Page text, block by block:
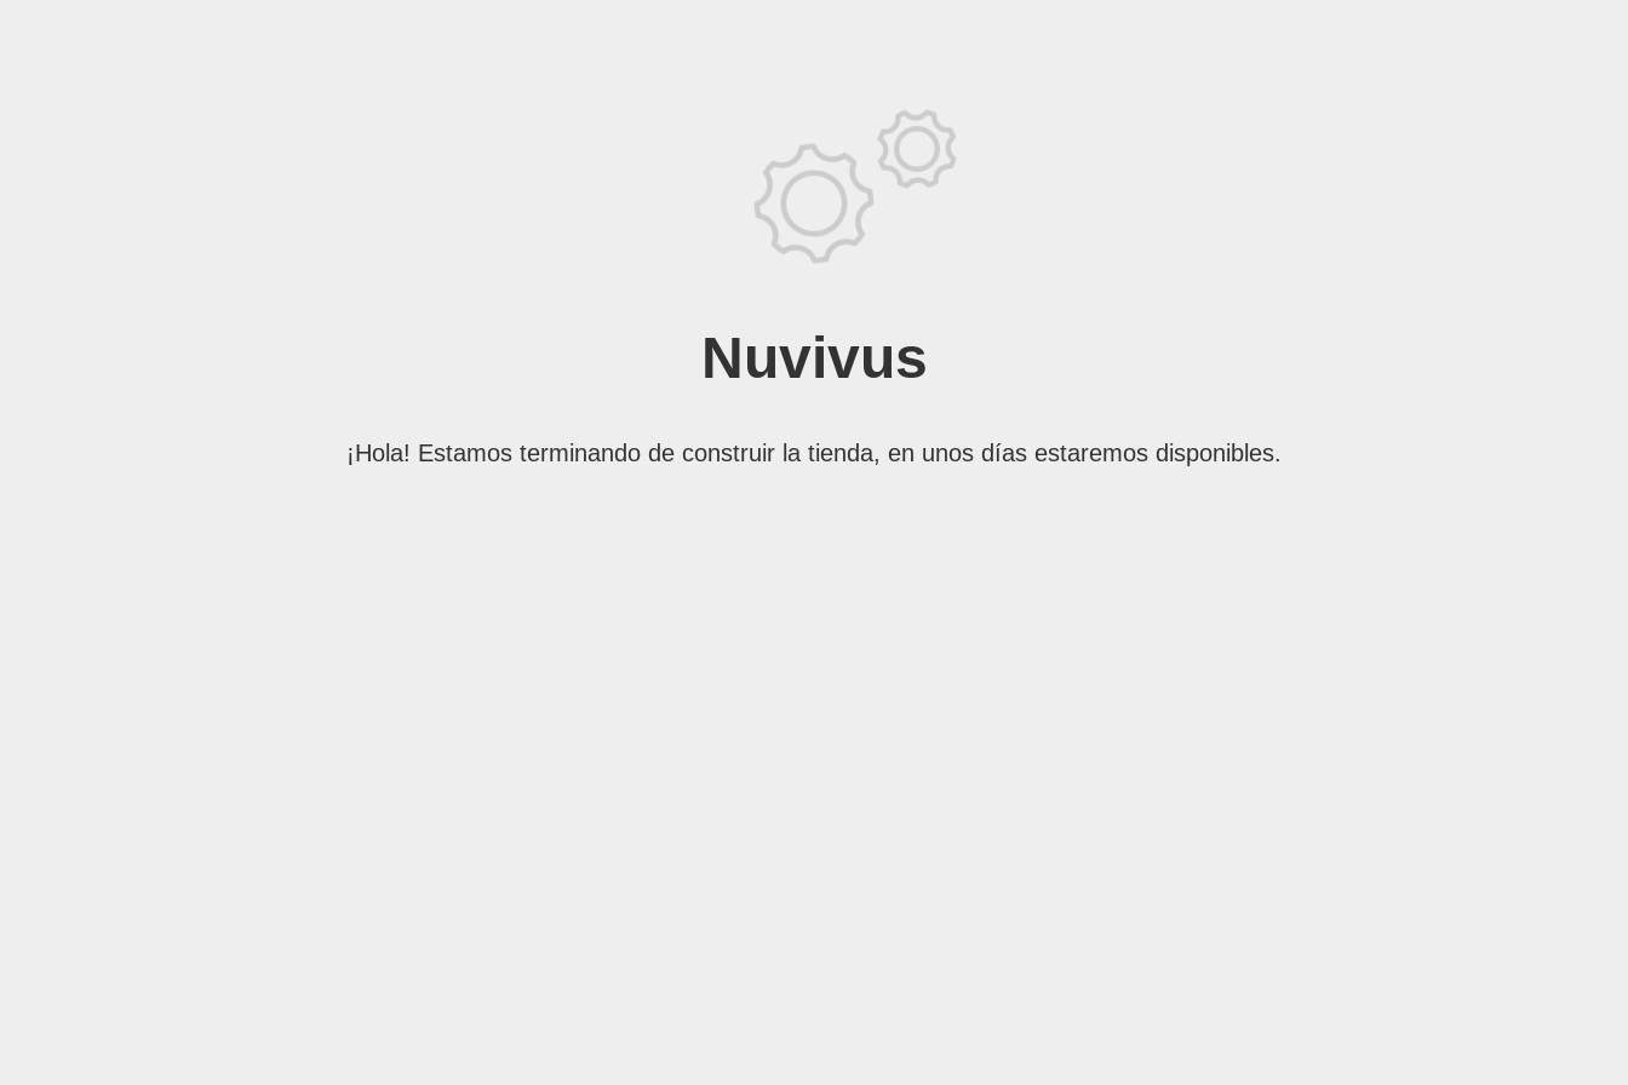
Nuvivus
¡Hola! Estamos terminando de construir la tienda, en unos días estaremos disponibles.